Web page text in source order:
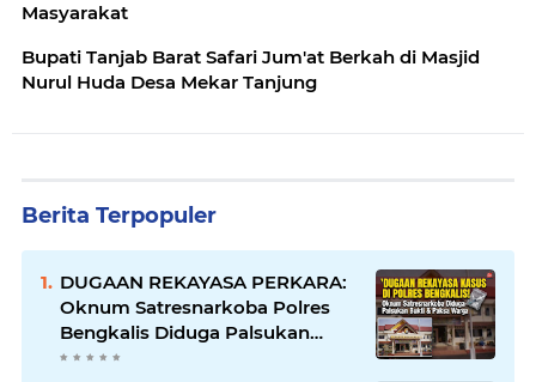
Masyarakat
Bupati Tanjab Barat Safari Jum'at Berkah di Masjid
Nurul Huda Desa Mekar Tanjung
Berita Terpopuler
DUGAAN REKAYASA PERKARA:
Oknum Satresnarkoba Polres
Bengkalis Diduga Palsukan
Barang Bukti Hingga Paksa